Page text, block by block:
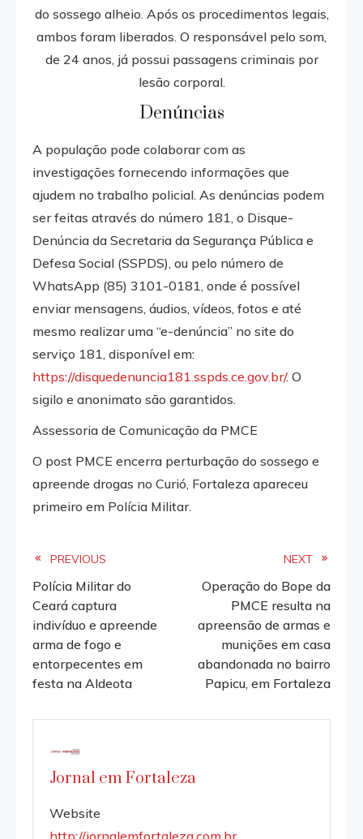
do sossego alheio. Após os procedimentos legais,
ambos foram liberados. O responsável pelo som,
de 24 anos, já possui passagens criminais por
lesão corporal.
Denúncias
A população pode colaborar com as
investigações fornecendo informações que
ajudem no trabalho policial. As denúncias podem
ser feitas através do número 181, o Disque-
Denúncia da Secretaria da Segurança Pública e
Defesa Social (SSPDS), ou pelo número de
WhatsApp (85) 3101-0181, onde é possível
enviar mensagens, áudios, vídeos, fotos e até
mesmo realizar uma “e-denúncia” no site do
serviço 181, disponível em:
https://disquedenuncia181.sspds.ce.gov.br/. O
sigilo e anonimato são garantidos.
Assessoria de Comunicação da PMCE
O post PMCE encerra perturbação do sossego e
apreende drogas no Curió, Fortaleza apareceu
primeiro em Polícia Militar.
Read
more
articles
PREVIOUS
Polícia Militar do
Ceará captura
indivíduo e apreende
arma de fogo e
entorpecentes em
festa na Aldeota
NEXT
Operação do Bope da
PMCE resulta na
apreensão de armas e
munições em casa
abandonada no bairro
Papicu, em Fortaleza
Jornal em Fortaleza
Website